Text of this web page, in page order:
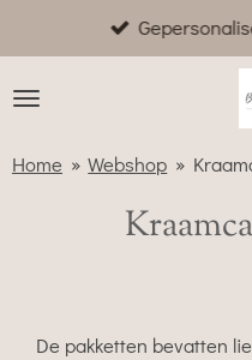
direct
naar
hoofdinhoud
Home » Webshop »
De pakketten bevatten